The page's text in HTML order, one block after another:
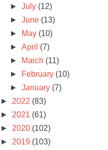
►July (12)
►June (13)
►
May (10)
►April (7)
►
March (11)
►
February (10)
►January (7)
► 2022 (83)
► 2021 (61)
► 2020 (102)
► 2019 (103)